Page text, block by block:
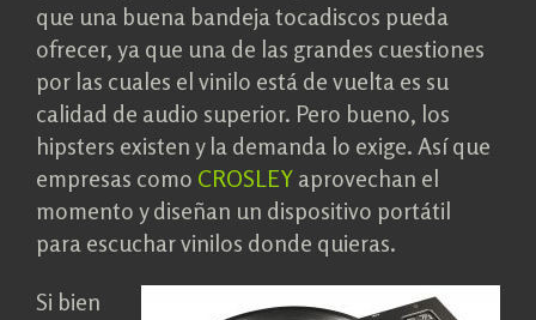
que una buena bandeja tocadiscos pueda
ofrecer, ya que una de las grandes cuestiones
por las cuales el vinilo está de vuelta es su
calidad de audio superior. Pero bueno, los
hipsters existen y la demanda lo exige. Así que
empresas como CROSLEY aprovechan el
momento y diseñan un dispositivo portátil
para escuchar vinilos donde quieras.
Si bien